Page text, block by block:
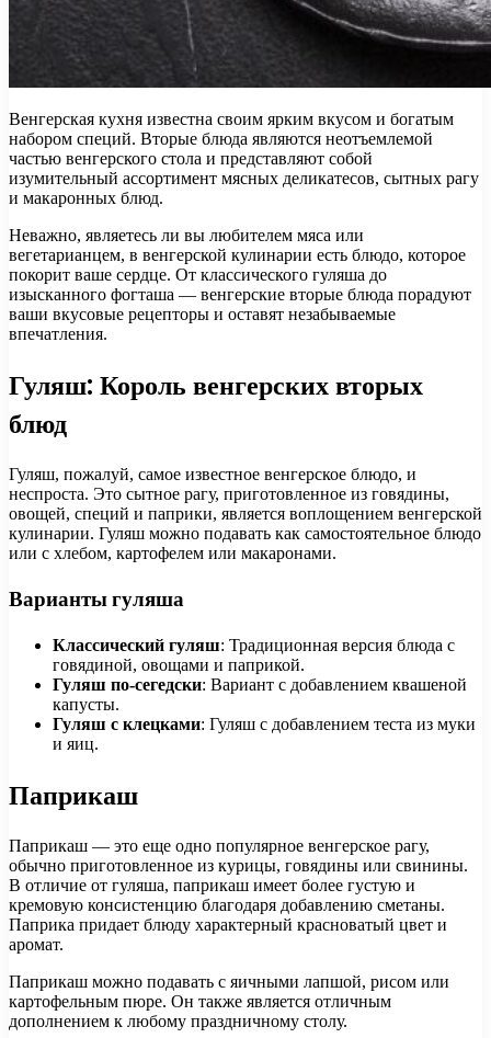
Венгерская кухня известна своим ярким вкусом и богатым
набором специй. Вторые блюда являются неотъемлемой
частью венгерского стола и представляют собой
изумительный ассортимент мясных деликатесов, сытных рагу
и макаронных блюд.
Неважно, являетесь ли вы любителем мяса или
вегетарианцем, в венгерской кулинарии есть блюдо, которое
покорит ваше сердце. От классического гуляша до
изысканного фогташа — венгерские вторые блюда порадуют
ваши вкусовые рецепторы и оставят незабываемые
впечатления.
Гуляш: Король венгерских вторых
блюд
Гуляш, пожалуй, самое известное венгерское блюдо, и
неспроста. Это сытное рагу, приготовленное из говядины,
овощей, специй и паприки, является воплощением венгерской
кулинарии. Гуляш можно подавать как самостоятельное блюдо
или с хлебом, картофелем или макаронами.
Варианты гуляша
Классический гуляш: Традиционная версия блюда с
говядиной, овощами и паприкой.
Гуляш по-сегедски: Вариант с добавлением квашеной
капусты.
Гуляш с клецками: Гуляш с добавлением теста из муки
и яиц.
Паприкаш
Паприкаш — это еще одно популярное венгерское рагу,
обычно приготовленное из курицы, говядины или свинины.
В отличие от гуляша, паприкаш имеет более густую и
кремовую консистенцию благодаря добавлению сметаны.
Паприка придает блюду характерный красноватый цвет и
аромат.
Паприкаш можно подавать с яичными лапшой, рисом или
картофельным пюре. Он также является отличным
дополнением к любому праздничному столу.